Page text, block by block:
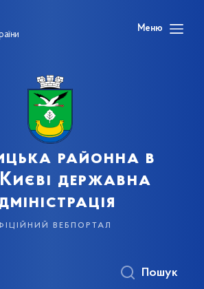
Меню
районна в
Києві державна
вебпортал
Пошук